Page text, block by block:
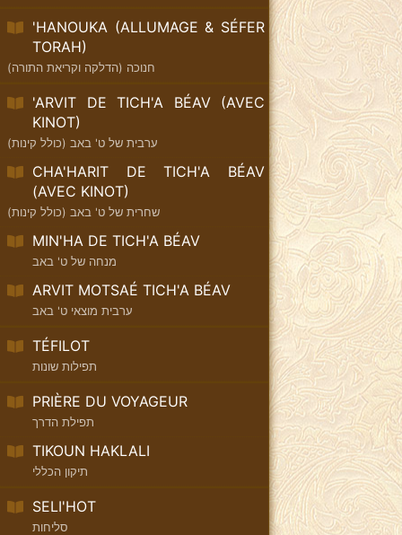
'HANOUKA (ALLUMAGE & SÉFER
TORAH)
חנוכה (הדלקה וקריאת התורה)
'ARVIT DE TICH'A BÉAV (AVEC
KINOT)
ערבית של ט' באב (כולל קינות)
CHA'HARIT DE TICH'A BÉAV
(AVEC KINOT)
שחרית של ט' באב (כולל קינות)
MIN'HA DE TICH'A BÉAV
מנחה של ט' באב
ARVIT MOTSAÉ TICH'A BÉAV
ערבית מוצאי ט' באב
TÉFILOT
תפילות שונות
PRIÈRE DU VOYAGEUR
תפילת הדרך
TIKOUN HAKLALI
תיקון הכללי
SELI'HOT
סליחות